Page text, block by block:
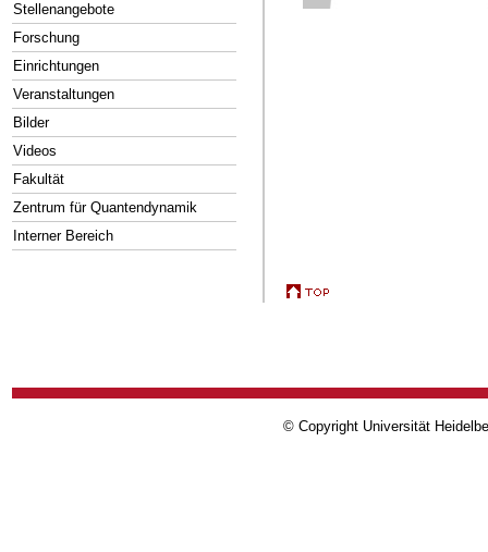
Stellenangebote
Forschung
Einrichtungen
Veranstaltungen
Bilder
Videos
Fakultät
Zentrum für Quantendynamik
Interner Bereich
© Copyright Universität